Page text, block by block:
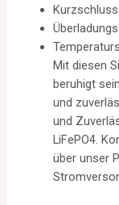
Mit diesen
beruhigt
und
und
LiFePO4.
über unser